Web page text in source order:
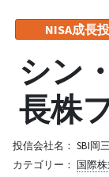
NISA成長
シン
長株
投信会社名： SBI岡
カテゴリー： 国際